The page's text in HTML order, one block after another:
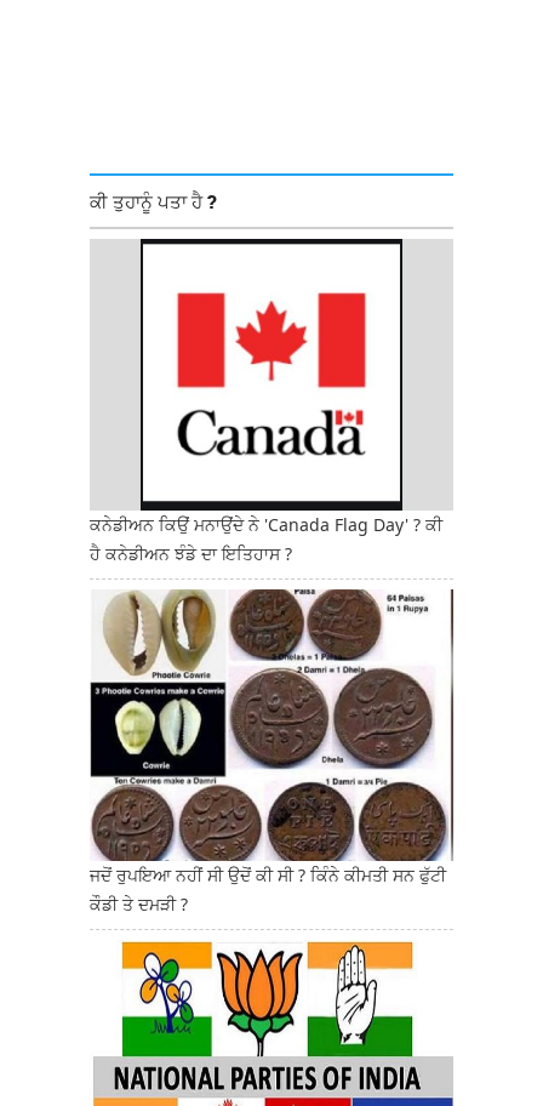
ਕੀ ਤੁਹਾਨੂੰ ਪਤਾ ਹੈ ?
ਕਨੇਡੀਅਨ ਕਿਉਂ ਮਨਾਉਂਦੇ ਨੇ 'Canada Flag Day' ? ਕੀ
ਹੈ ਕਨੇਡੀਅਨ ਝੰਡੇ ਦਾ ਇਤਿਹਾਸ ?
ਜਦੋਂ ਰੁਪਇਆ ਨਹੀਂ ਸੀ ਉਦੋਂ ਕੀ ਸੀ ? ਕਿੰਨੇ ਕੀਮਤੀ ਸਨ ਫੁੱਟੀ
ਕੌਡੀ ਤੇ ਦਮੜੀ ?